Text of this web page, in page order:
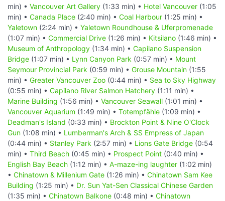
min) • Vancouver Art Gallery (1:33 min) • Hotel Vancouver (1:05
min) • Canada Place (2:40 min) • Coal Harbour (1:25 min) •
Yaletown (2:24 min) • Yaletown Roundhouse & Uferpromenade
(1:07 min) • Commercial Drive (1:26 min) • Kitsilano (1:46 min) •
Museum of Anthropology (1:34 min) • Capilano Suspension
Bridge (1:07 min) • Lynn Canyon Park (0:57 min) • Mount
Seymour Provincial Park (0:59 min) • Grouse Mountain (1:55
min) • Greater Vancouver Zoo (0:44 min) • Sea to Sky Highway
(0:55 min) • Capilano River Salmon Hatchery (1:11 min) •
Marine Building (1:56 min) • Vancouver Seawall (1:01 min) •
Vancouver Aquarium (1:49 min) • Totempfähle (1:09 min) •
Deadman's Island (0:33 min) • Brockton Point & Nine O'Clock
Gun (1:08 min) • Lumberman's Arch & SS Empress of Japan
(0:44 min) • Stanley Park (2:57 min) • Lions Gate Bridge (0:54
min) • Third Beach (0:45 min) • Prospect Point (0:40 min) •
English Bay Beach (1:12 min) • A-maze-ing laughter (1:02 min)
• Chinatown & Millenium Gate (1:26 min) • Chinatown Sam Kee
Building (1:25 min) • Dr. Sun Yat-Sen Classical Chinese Garden
(1:35 min) • Chinatown Balkone (0:48 min) • Chinatown